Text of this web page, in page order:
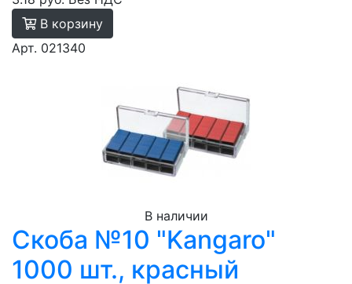
В корзину
Арт. 021340
В наличии
Скоба №10 "Kangaro"
1000 шт., красный